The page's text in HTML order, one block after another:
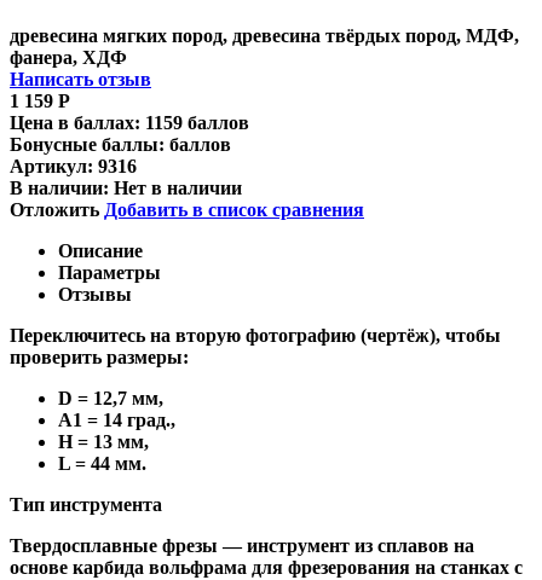
древесина мягких пород, древесина твёрдых пород, МДФ,
фанера, ХДФ
Написать отзыв
1 159 Р
Цена в баллах: 1159 баллов
Бонусные баллы: баллов
Артикул: 9316
В наличии: Нет в наличии
Отложить Добавить в список сравнения
Описание
Параметры
Отзывы
Переключитесь на вторую фотографию (чертёж), чтобы
проверить размеры:
D = 12,7 мм,
A1 = 14 град.,
H = 13 мм,
L = 44 мм.
Тип инструмента
Твердосплавные фрезы — инструмент из сплавов на
основе карбида вольфрама для фрезерования на станках с